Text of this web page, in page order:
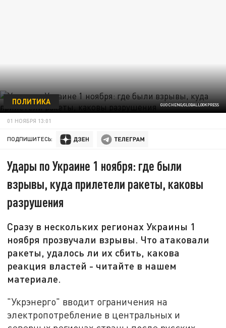
GUO CHENG/GLOBALLOOKPRESS
ПОЛИТИКА
01 НОЯБРЯ 13:01
ПОДПИШИТЕСЬ:
Удары по Украине 1 ноября: где были
взрывы, куда прилетели ракеты, каковы
разрушения
Сразу в нескольких регионах Украины 1
ноября прозвучали взрывы. Что атаковали
ракеты, удалось ли их сбить, какова
реакция властей - читайте в нашем
материале.
"Укрэнерго" вводит ограничения на
электропотребление в центральных и